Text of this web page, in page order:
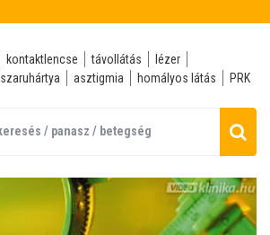
kontaktlencse távollátás
lézer
szaruhártya asztigmia homályos látás PRK